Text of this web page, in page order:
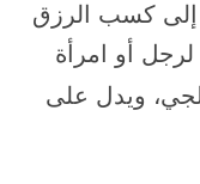
كسب الرزق
لرجل أو امرأة
ويدل على